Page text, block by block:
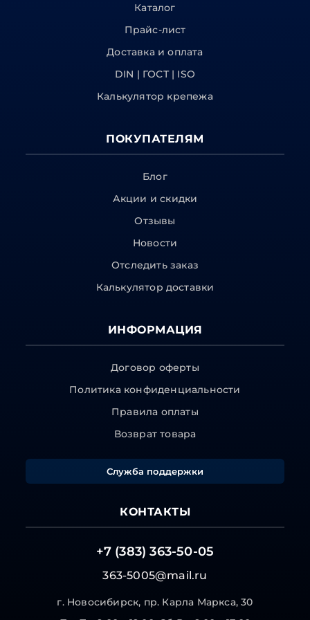
Каталог
Прайс-лист
Доставка и оплата
DIN | ГОСТ | ISO
Калькулятор крепежа
ПОКУПАТЕЛЯМ
Блог
Акции и скидки
Отзывы
Новости
Отследить заказ
Калькулятор доставки
ИНФОРМАЦИЯ
Договор оферты
Политика конфиденциальности
Правила оплаты
Возврат товара
Служба поддержки
КОНТАКТЫ
+7 (383) 363-50-05
363-5005@mail.ru
г. Новосибирск, пр. Карла Маркса, 30